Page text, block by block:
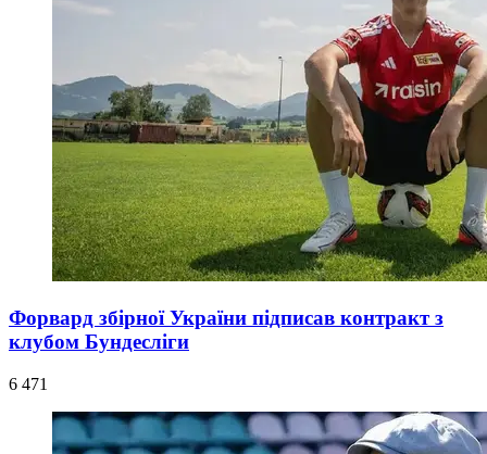
Форвард збірної України підписав контракт з
клубом Бундесліги
6 471